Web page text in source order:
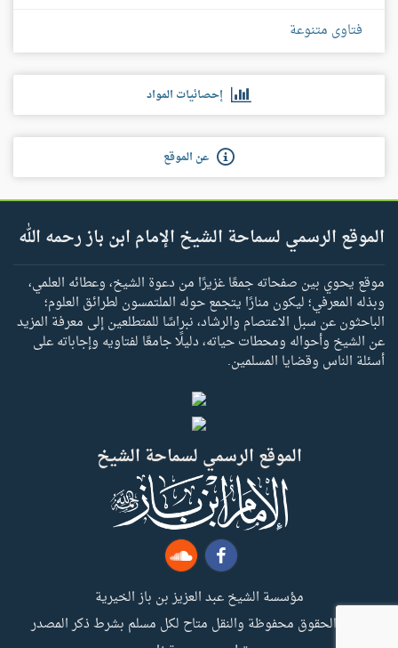
فتاوى متنوعة
إحصائيات المواد
عن الموقع
الموقع الرسمي لسماحة الشيخ الإمام ابن باز رحمه الله
موقع يحوي بين صفحاته جمعًا غزيرًا من دعوة الشيخ، وعطائه العلمي،
وبذله المعرفي؛ ليكون منارًا يتجمع حوله الملتمسون لطرائق العلوم؛
الباحثون عن سبل الاعتصام والرشاد، نبراسًا للمتطلعين إلى معرفة المزيد
عن الشيخ وأحواله ومحطات حياته، دليلًا جامعًا لفتاويه وإجاباته على
أسئلة الناس وقضايا المسلمين.
الموقع الرسمي لسماحة الشيخ
مؤسسة الشيخ عبد العزيز بن باز الخيرية
جميع الحقوق محفوظة والنقل متاح لكل مسلم بشرط ذكر المصدر